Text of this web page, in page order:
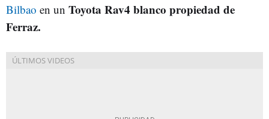
Bilbao en un Toyota Rav4 blanco propiedad de
Ferraz.